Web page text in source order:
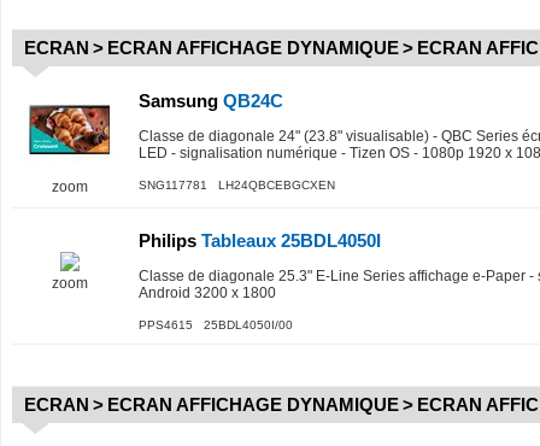
ECRAN > ECRAN AFFICHAGE DYNAMIQUE> ECRAN
zoom
Samsung QB24C
Classe de diagonale 24" (23.8" visualisable) - QBC Series
LED - signalisation numérique - Tizen OS - 1080p 1920 x
SNG117781 LH24QBCEBGCXEN
zoom
Philips Tableaux 25BDL4050I
Classe de diagonale 25.3" E-Line Series affichage e-Paper
Android 3200 x 1800
PPS4615 25BDL4050I/00
ECRAN > ECRAN AFFICHAGE DYNAMIQUE> ECRAN